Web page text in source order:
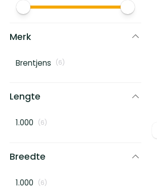
Merk
Brentjens (6)
Lengte
1.000 (6)
Breedte
1.000 (6)